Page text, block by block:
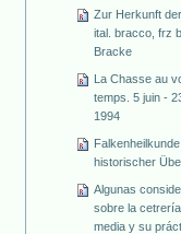
Zur Herkunft
ital. bracco, frz
Bracke
La Chasse au
temps. 5 juin -
1994
historischer
Algunas
sobre la
media y su